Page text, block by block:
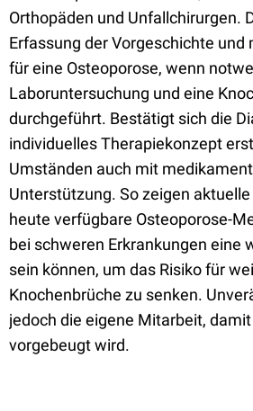
Orthopäden und Unfallchirurgen.
Erfassung der Vorgeschichte und
für eine Osteoporose, wenn
Laboruntersuchung und eine
durchgeführt. Bestätigt sich die
individuelles Therapiekonzept
Umständen auch mit
Unterstützung. So zeigen
heute verfügbare Osteoporose-
bei schweren Erkrankungen eine
sein können, um das Risiko für
Knochenbrüche zu senken.
jedoch die eigene Mitarbeit,
vorgebeugt wird.